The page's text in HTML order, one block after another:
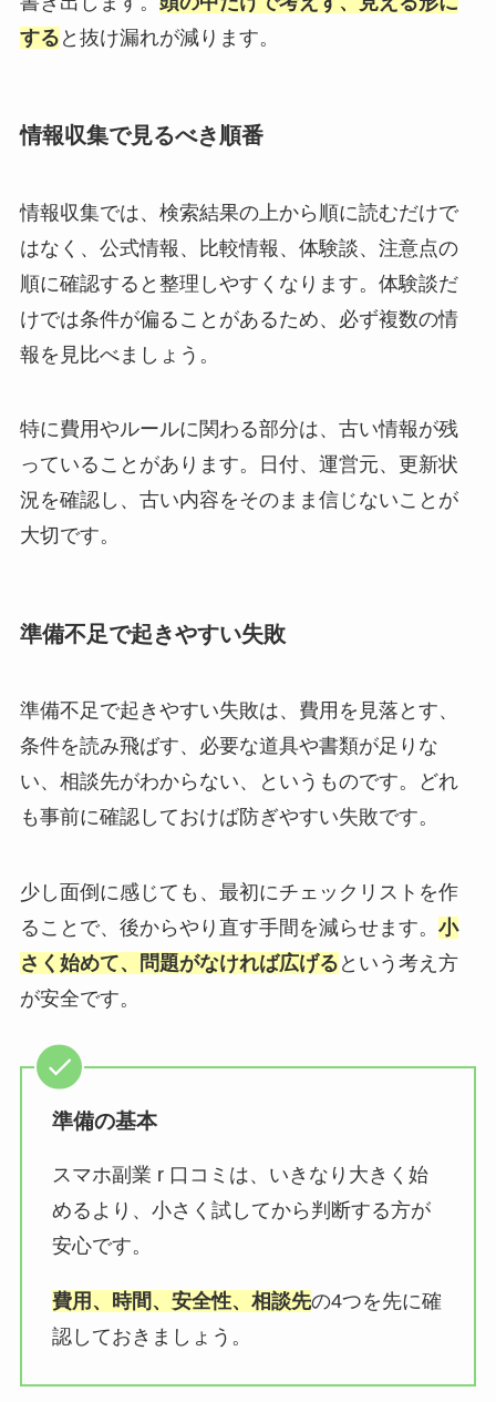
する と抜け漏れが減ります。
情報収集で見るべき順番
情報収集では、検索結果の上から順に読むだけで
はなく、公式情報、比較情報、体験談、注意点の
順に確認すると整理しやすくなります。体験談だ
けでは条件が偏ることがあるため、必ず複数の情
報を見比べましょう。
特に費用やルールに関わる部分は、古い情報が残
っていることがあります。日付、運営元、更新状
況を確認し、古い内容をそのまま信じないことが
大切です。
準備不足で起きやすい失敗
準備不足で起きやすい失敗は、費用を見落とす、
条件を読み飛ばす、必要な道具や書類が足りな
い、相談先がわからない、というものです。どれ
も事前に確認しておけば防ぎやすい失敗です。
少し面倒に感じても、最初にチェックリストを作
ることで、後からやり直す手間を減らせます。 小
さく始めて、問題がなければ広げる という考え方
が安全です。
準備の基本
スマホ副業 r 口コミは、いきなり大きく始
めるより、小さく試してから判断する方が
安心です。
費用、時間、安全性、相談先の4つを先に確
認しておきましょう。